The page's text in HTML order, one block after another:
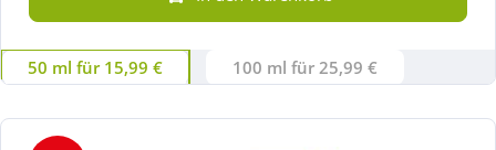
50 ml für 15,99 € 100 ml für 25,99 €